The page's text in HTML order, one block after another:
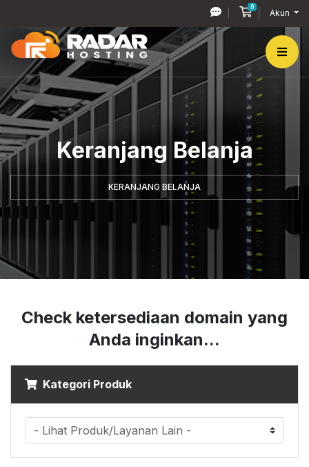
0Keranjang
Akun
Keranjang Belanja
KERANJANG BELANJA
Check ketersediaan domain yang
Anda inginkan...
Kategori Produk